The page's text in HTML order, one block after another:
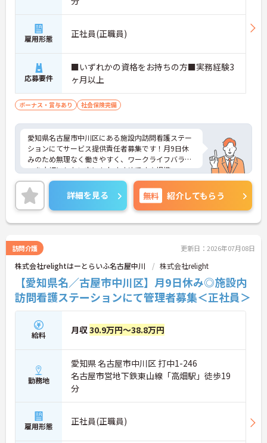
安定した収入が見込める仕組みです。
・基本給＋資格手当＋処遇改善手当などを支給
・固定残業10時間分あり（超過分は別途支給）
・賞与年2回でまとまった収入も確保
■ 幅広い経験が積める介護職♪
・身体介護～生活支援まで一体的に対応
・看護師と連携し医療的ケアにも関わる業務
・終末期ケア（ホスピス）にも携わる機会あり
→ 介護職としての専門性を高めたい方に◎
■ オープニングだから関われる魅力！
新しいスタートを一緒に♪
・2026年10月開設の新規施設
・人員体制づくりから関われる環境
・最新設備＆整った環境でスタート可能
雇用形態 正社員(正職員)
応募要件
■いずれかの資格をお持ちの方■実務経験3
ヶ月以上
ボーナス・賞与あり 社会保険完備
愛知県名古屋市中川区にある施設内訪問看護ステー
ションにてサービス提供責任者募集です！月9日休
みのため無理なく働きやすく、ワークライフバラン
スを大切にしたい方にもおすすめです☆提携フィッ
トネス施設の利用も可能で、健康づくりやリフレッ
シュをしながら活躍できる環境が整っています♪ご
興味のある方には、面接対策ポイントなど、さらに
詳細をご案内しますのでお気軽にご相談ください！
詳細を見る 無料 紹介してもらう
訪問介護 更新日：2026年07月08日
株式会社relightはーとらいふ名古屋中川 株式会社relight
【愛知県名／古屋市中川区】月9日休み◎施設内
訪問看護ステーションにて管理者募集＜正社員＞
給料 月収30.9万円～38.8万円
勤務地
愛知県 名古屋市中川区 打中1-246
名古屋市営地下鉄東山線「高畑駅」徒歩19
分
雇用形態 正社員(正職員)